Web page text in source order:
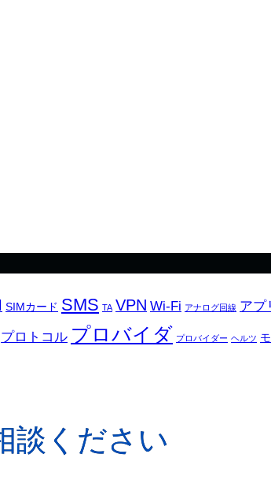
SIMカード SMS TA VPN Wi-Fi アナログ回線 アプ
プロトコル プロバイダ プロバイダー ヘルツ
談ください